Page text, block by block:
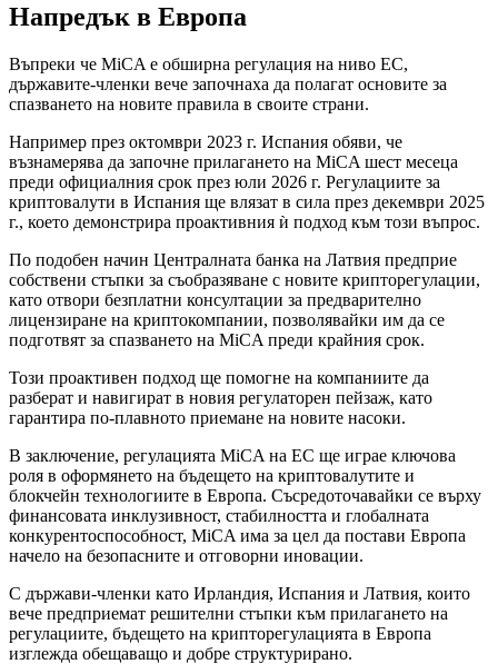
Напредък в Европа
Въпреки че MiCA е обширна регулация на ниво ЕС,
държавите-членки вече започнаха да полагат основите за
спазването на новите правила в своите страни.
Например през октомври 2023 г. Испания обяви, че
възнамерява да започне прилагането на MiCA шест месеца
преди официалния срок през юли 2026 г. Регулациите за
криптовалути в Испания ще влязат в сила през декември 2025
г., което демонстрира проактивния ѝ подход към този въпрос.
По подобен начин Централната банка на Латвия предприе
собствени стъпки за съобразяване с новите крипторегулации,
като отвори безплатни консултации за предварително
лицензиране на криптокомпании, позволявайки им да се
подготвят за спазването на MiCA преди крайния срок.
Този проактивен подход ще помогне на компаниите да
разберат и навигират в новия регулаторен пейзаж, като
гарантира по-плавното приемане на новите насоки.
В заключение, регулацията MiCA на ЕС ще играе ключова
роля в оформянето на бъдещето на криптовалутите и
блокчейн технологиите в Европа. Съсредоточавайки се върху
финансовата инклузивност, стабилността и глобалната
конкурентоспособност, MiCA има за цел да постави Европа
начело на безопасните и отговорни иновации.
С държави-членки като Ирландия, Испания и Латвия, които
вече предприемат решителни стъпки към прилагането на
регулациите, бъдещето на крипторегулацията в Европа
изглежда обещаващо и добре структурирано.